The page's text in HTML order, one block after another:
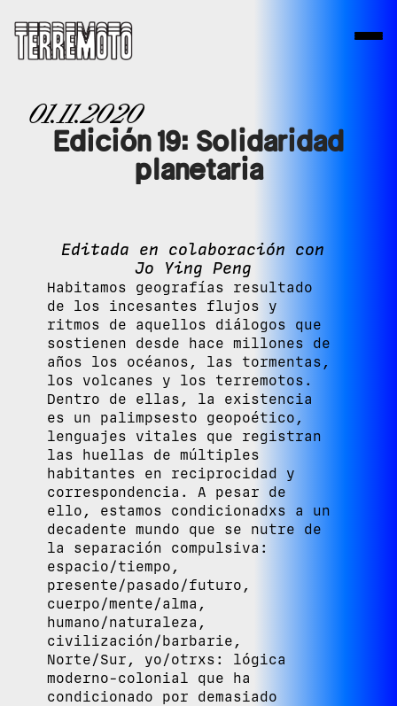
01.11.2020
Edición 19: Solidaridad
planetaria
Editada en colaboración con
Jo Ying Peng
Habitamos geografías resultado
de los incesantes flujos y
ritmos de aquellos diálogos que
sostienen desde hace millones de
años los océanos, las tormentas,
los volcanes y los terremotos.
Dentro de ellas, la existencia
es un palimpsesto geopoético,
lenguajes vitales que registran
las huellas de múltiples
habitantes en reciprocidad y
correspondencia. A pesar de
ello, estamos condicionadxs a un
decadente mundo que se nutre de
la separación compulsiva:
espacio/tiempo,
presente/pasado/futuro,
cuerpo/mente/alma,
humano/naturaleza,
civilización/barbarie,
Norte/Sur, yo/otrxs: lógica
moderno-colonial que ha
condicionado por demasiado